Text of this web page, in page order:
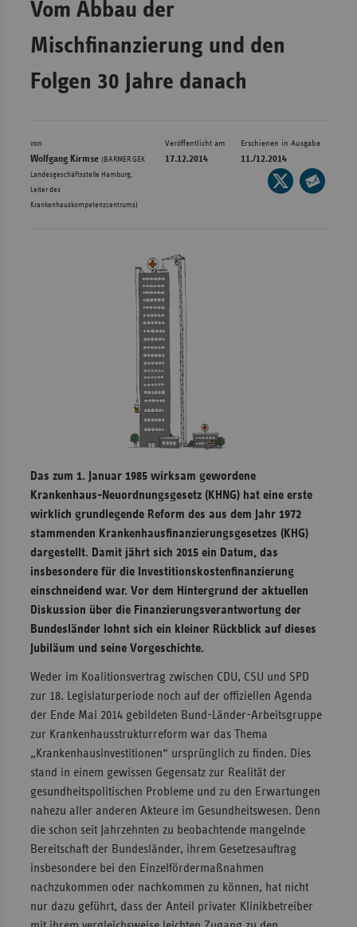
Vom Abbau der
Mischfinanzierung und den
Folgen 30 Jahre danach
von
Wolfgang Kirmse (BARMER GEK
Landesgeschäftsstelle Hamburg,
Leiter des
Krankenhauskompetenzcentrums)
Veröffentlicht am
17.12.2014
Erschienen in Ausgabe
11./12.2014
Seite
auf
Das zum 1. Januar 1985 wirksam gewordene
Krankenhaus-Neuordnungsgesetz (KHNG) hat eine erste
wirklich grundlegende Reform des aus dem Jahr 1972
stammenden Krankenhausfinanzierungsgesetzes (KHG)
dargestellt. Damit jährt sich 2015 ein Datum, das
insbesondere für die Investitionskostenfinanzierung
einschneidend war. Vor dem Hintergrund der aktuellen
Diskussion über die Finanzierungsverantwortung der
Bundesländer lohnt sich ein kleiner Rückblick auf dieses
Jubiläum und seine Vorgeschichte.
Weder im Koalitionsvertrag zwischen CDU, CSU und SPD
zur 18. Legislaturperiode noch auf der offiziellen Agenda
der Ende Mai 2014 gebildeten Bund-Länder-Arbeitsgruppe
zur Krankenhausstrukturreform war das Thema
„Krankenhausinvestitionen“ ursprünglich zu finden. Dies
stand in einem gewissen Gegensatz zur Realität der
gesundheitspolitischen Probleme und zu den Erwartungen
nahezu aller anderen Akteure im Gesundheitswesen. Denn
die schon seit Jahrzehnten zu beobachtende mangelnde
Bereitschaft der Bundesländer, ihrem Gesetzesauftrag
insbesondere bei den Einzelfördermaßnahmen
nachzukommen oder nachkommen zu können, hat nicht
nur dazu geführt, dass der Anteil privater Klinikbetreiber